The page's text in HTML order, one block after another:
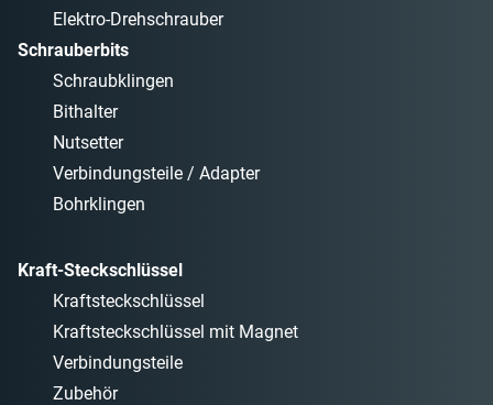
Elektro-Drehschrauber
Schrauberbits
Schraubklingen
Bithalter
Nutsetter
Verbindungsteile / Adapter
Bohrklingen
Kraft-Steckschlüssel
Kraftsteckschlüssel
Kraftsteckschlüssel mit Magnet
Verbindungsteile
Zubehör